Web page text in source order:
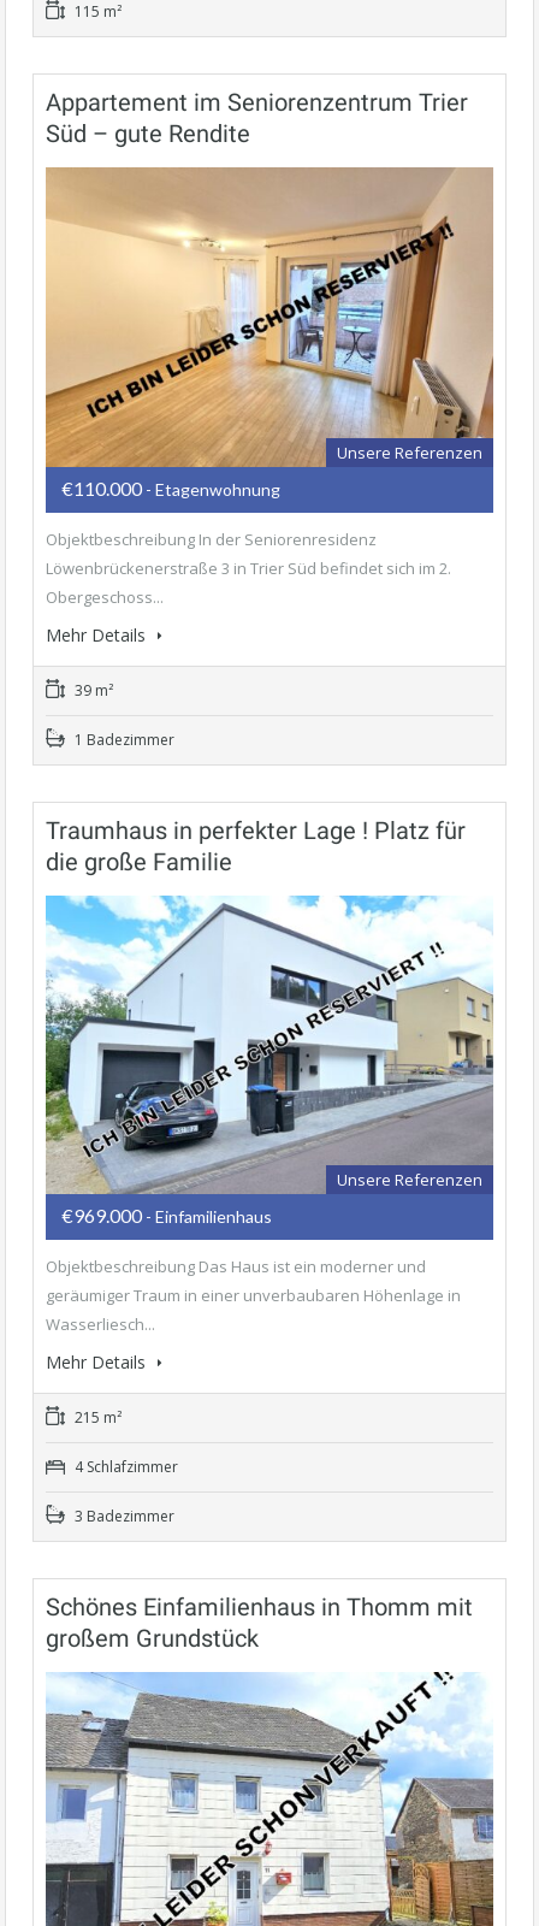
115 m²
Appartement im Seniorenzentrum Trier
Süd – gute Rendite
Unsere Referenzen
€110.000 - Etagenwohnung
Objektbeschreibung In der Seniorenresidenz
Löwenbrückenerstraße 3 in Trier Süd befindet sich im 2.
Obergeschoss...
Mehr Details
39 m²
1 Badezimmer
Traumhaus in perfekter Lage ! Platz für
die große Familie
Unsere Referenzen
€969.000 - Einfamilienhaus
Objektbeschreibung Das Haus ist ein moderner und
geräumiger Traum in einer unverbaubaren Höhenlage in
Wasserliesch...
Mehr Details
215 m²
4 Schlafzimmer
3 Badezimmer
Schönes Einfamilienhaus in Thomm mit
großem Grundstück